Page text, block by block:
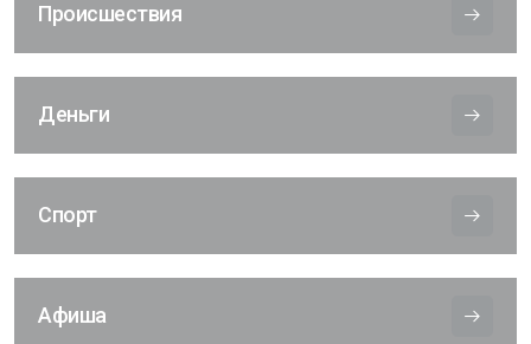
Происшествия
Деньги
Спорт
Афиша